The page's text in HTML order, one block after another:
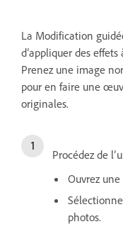
La Modification
d’appliquer des
Prenez une image
pour en faire une
originales.
Procédez de
Ouvrez
photos.